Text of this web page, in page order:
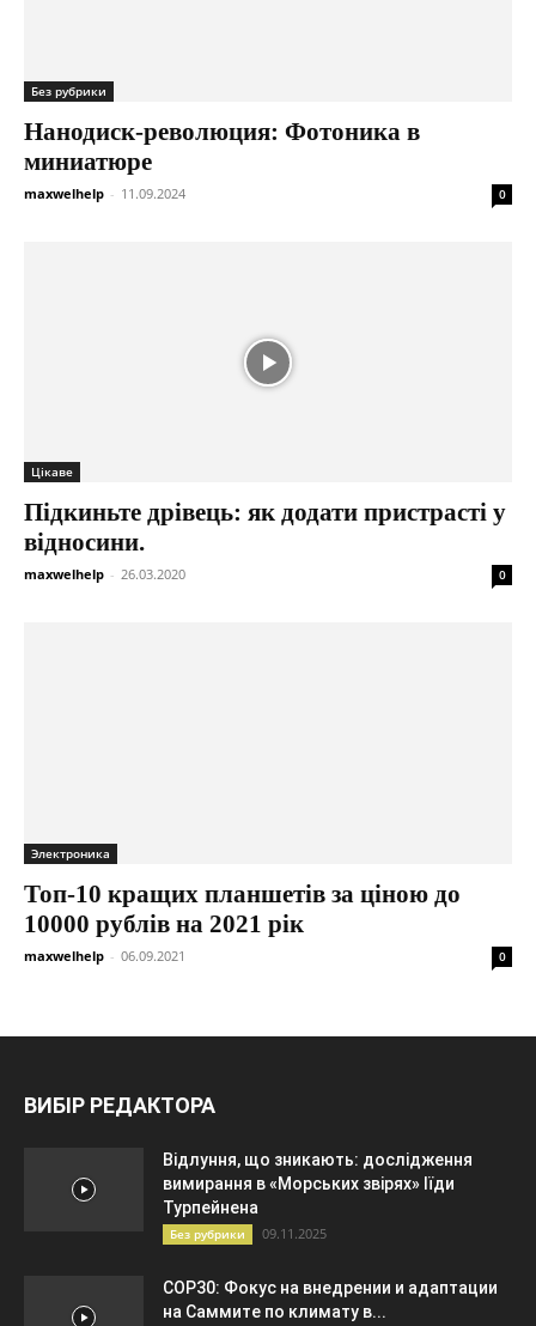
Без рубрики
Нанодиск-революция: Фотоника в
миниатюре
maxwelhelp - 11.09.2024 0
Цікаве
Підкиньте дрівець: як додати пристрасті у
відносини.
maxwelhelp - 26.03.2020 0
Электроника
Топ-10 кращих планшетів за ціною до
10000 рублів на 2021 рік
maxwelhelp - 06.09.2021 0
ВИБІР РЕДАКТОРА
Відлуння, що зникають: дослідження
вимирання в «Морських звірях» Іїди
Турпейнена
Без рубрики 09.11.2025
COP30: Фокус на внедрении и адаптации
на Саммите по климату в...